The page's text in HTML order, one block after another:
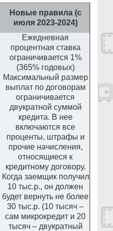
Новые правила (с
июля 2023-2024)
Ежедневная
процентная ставка
ограничивается 1%
(365% годовых)
Максимальный размер
выплат по договорам
ограничивается
двукратной суммой
кредита. В нее
включаются все
проценты, штрафы и
прочие начисления,
относящиеся к
кредитному договору.
Когда заемщик получил
10 тыс.р., он должен
будет вернуть не более
30 тыс.р. (10 тысяч –
сам микрокредит и 20
тысяч – двукратный